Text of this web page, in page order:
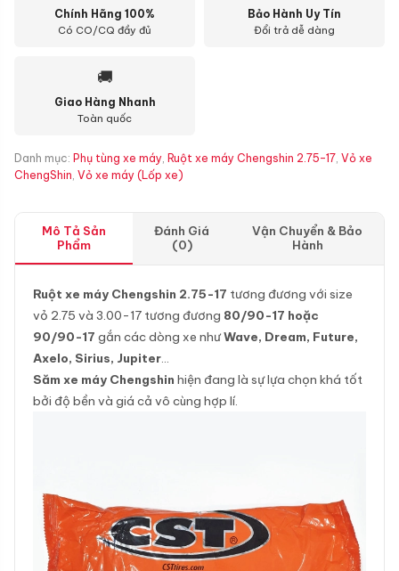
Chính Hãng 100%
Có CO/CQ đầy đủ
Bảo Hành Uy Tín
Đổi trả dễ dàng
🚚
Giao Hàng Nhanh
Toàn quốc
Danh mục: Phụ tùng xe máy, Ruột xe máy Chengshin 2.75-17, Vỏ xe
ChengShin, Vỏ xe máy (Lốp xe)
Mô Tả Sản
Phẩm
Đánh Giá
(0)
Vận Chuyển & Bảo
Hành
Ruột xe máy Chengshin 2.75-17 tương đương với size
vỏ 2.75 và 3.00-17 tương đương 80/90-17 hoặc
90/90-17 gắn các dòng xe nhưWave, Dream, Future,
Axelo, Sirius, Jupiter…
Săm xe máy Chengshin hiện đang là sự lựa chọn khá tốt
bởi độ bền và giá cả vô cùng hợp lí.